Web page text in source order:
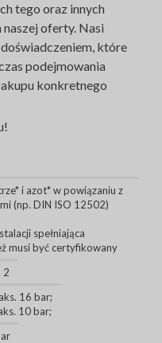
tego oraz innych
oferty. Nasi
które
podejmowania
konkretnego
i azot* w powiązaniu z
(np. DIN ISO 12502)
spełniająca
musi być certyfikowany
2
16 bar;
10 bar;